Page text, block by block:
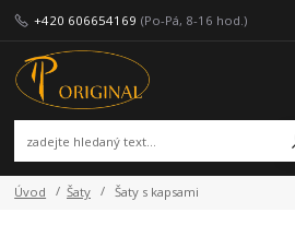
+420 606654169 (Po-Pá, 8-16 hod.)
Úvod Šaty Šaty s kapsami